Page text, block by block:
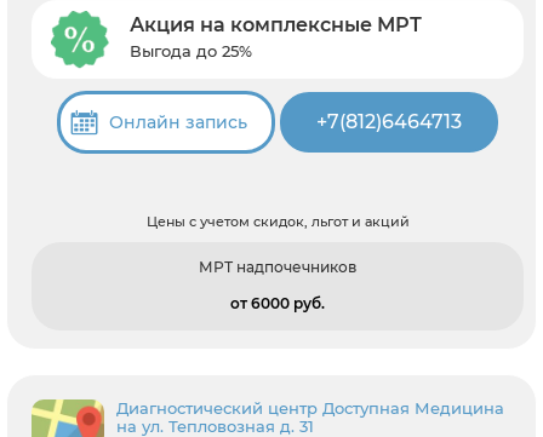
Акция на комплексные МРТ
Выгода до 25%
Онлайн запись +7(812)6464713
Цены с учетом скидок, льгот и акций
МРТ надпочечников
от 6000 pуб.
Диагностический центр Доступная Медицина
на ул. Тепловозная д. 31